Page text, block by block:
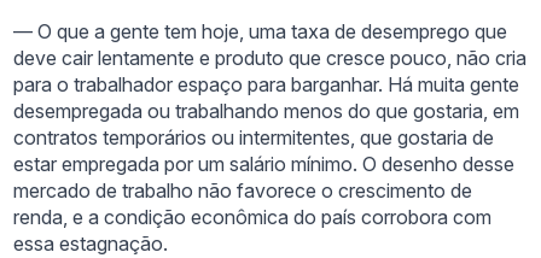
— O que a gente tem hoje, uma taxa de desemprego que
deve cair lentamente e produto que cresce pouco, não cria
para o trabalhador espaço para barganhar. Há muita gente
desempregada ou trabalhando menos do que gostaria, em
contratos temporários ou intermitentes, que gostaria de
estar empregada por um salário mínimo. O desenho desse
mercado de trabalho não favorece o crescimento de
renda, e a condição econômica do país corrobora com
essa estagnação.